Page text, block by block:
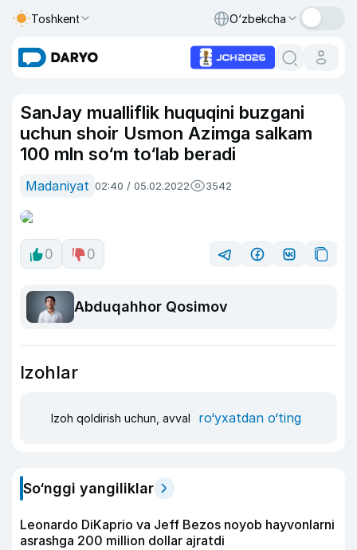
Toshkent O‘zbekcha
SanJay mualliflik huquqini buzgani
uchun shoir Usmon Azimga salkam
100 mln so‘m to‘lab beradi
Madaniyat 02:40 / 05.02.2022 3542
0 0
Abduqahhor Qosimov
Izohlar
Izoh qoldirish uchun, avval ro‘yxatdan o‘ting
So‘nggi yangiliklar
Leonardo DiKaprio va Jeff Bezos noyob hayvonlarni
asrashga 200 million dollar ajratdi